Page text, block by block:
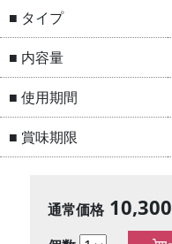
■ タイプ
■ 内容量
■ 使用期間
■ 賞味期限
通常価格10,300